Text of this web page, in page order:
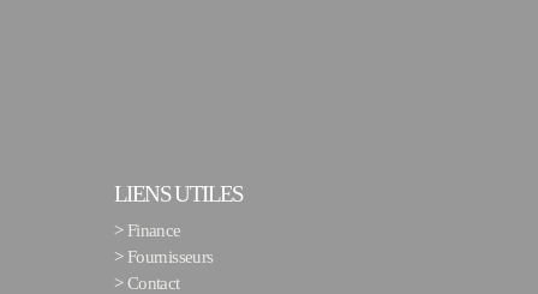
LIENS UTILES
> Finance
> Fournisseurs
>Contact